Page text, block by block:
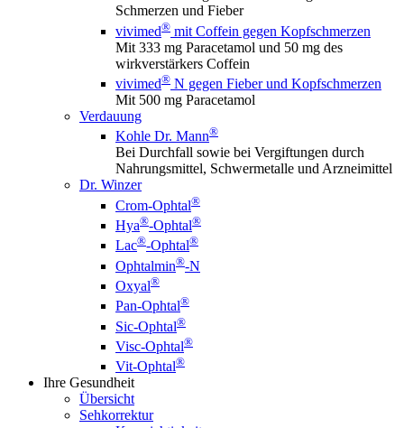
Schmerzen und Fieber
vivimed® mit Coffein gegen Kopfschmerzen
Mit 333 mg Paracetamol und 50 mg des
wirkverstärkers Coffein
vivimed® N gegen Fieber und Kopfschmerzen
Mit 500 mg Paracetamol
Verdauung
Kohle Dr. Mann®
Bei Durchfall sowie bei Vergiftungen durch
Nahrungsmittel, Schwermetalle und Arzneimittel
Dr. Winzer
Crom-Ophtal®
Hya®-Ophtal®
Lac®-Ophtal®
Ophtalmin®-N
Oxyal®
Pan-Ophtal®
Sic-Ophtal®
Visc-Ophtal®
Vit-Ophtal®
Ihre Gesundheit
Übersicht
Sehkorrektur